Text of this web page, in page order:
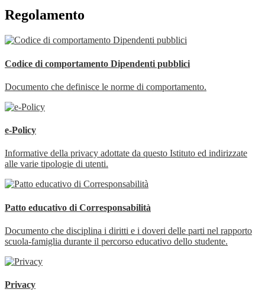
Regolamento
Codice di comportamento Dipendenti pubblici
Documento che definisce le norme di comportamento.
e-Policy
Informative della privacy adottate da questo Istituto ed indirizzate
alle varie tipologie di utenti.
Patto educativo di Corresponsabilità
Documento che disciplina i diritti e i doveri delle parti nel rapporto
scuola-famiglia durante il percorso educativo dello studente.
Privacy